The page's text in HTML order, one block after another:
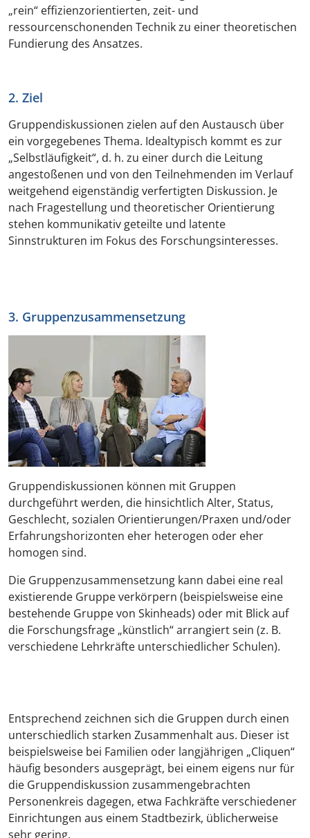
„rein“ effizienzorientierten, zeit- und
ressourcenschonenden Technik zu einer theoretischen
Fundierung des Ansatzes.
2. Ziel
Gruppendiskussionen zielen auf den Austausch über
ein vorgegebenes Thema. Idealtypisch kommt es zur
„Selbstläufigkeit“, d. h. zu einer durch die Leitung
angestoßenen und von den Teilnehmenden im Verlauf
weitgehend eigenständig verfertigten Diskussion. Je
nach Fragestellung und theoretischer Orientierung
stehen kommunikativ geteilte und latente
Sinnstrukturen im Fokus des Forschungsinteresses.
3. Gruppenzusammensetzung
Gruppendiskussionen können mit Gruppen
durchgeführt werden, die hinsichtlich Alter, Status,
Geschlecht, sozialen Orientierungen/Praxen und/oder
Erfahrungshorizonten eher heterogen oder eher
homogen sind.
Die Gruppenzusammensetzung kann dabei eine real
existierende Gruppe verkörpern (beispielsweise eine
bestehende Gruppe von Skinheads) oder mit Blick auf
die Forschungsfrage „künstlich“ arrangiert sein (z. B.
verschiedene Lehrkräfte unterschiedlicher Schulen).
Entsprechend zeichnen sich die Gruppen durch einen
unterschiedlich starken Zusammenhalt aus. Dieser ist
beispielsweise bei Familien oder langjährigen „Cliquen“
häufig besonders ausgeprägt, bei einem eigens nur für
die Gruppendiskussion zusammengebrachten
Personenkreis dagegen, etwa Fachkräfte verschiedener
Einrichtungen aus einem Stadtbezirk, üblicherweise
sehr gering.